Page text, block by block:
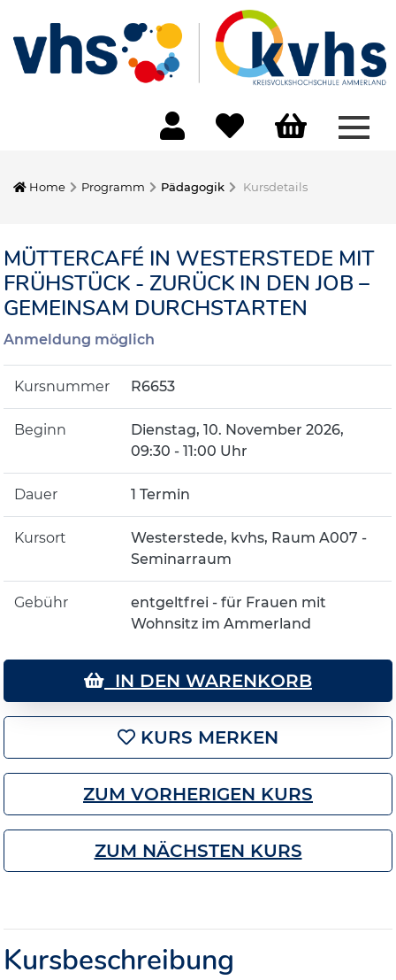
Home Programm Pädagogik Kursdetails
MÜTTERCAFÉ IN WESTERSTEDE MIT
FRÜHSTÜCK - ZURÜCK IN DEN JOB –
GEMEINSAM DURCHSTARTEN
Anmeldung möglich
Kursnummer R6653
Beginn
Dienstag, 10. November 2026,
09:30 - 11:00 Uhr
Dauer 1 Termin
Kursort
Westerstede, kvhs, Raum A007 -
Seminarraum
Gebühr
entgeltfrei - für Frauen mit
Wohnsitz im Ammerland
IN DEN WARENKORB
KURS MERKEN
ZUM VORHERIGEN KURS
ZUM NÄCHSTEN KURS
Kursbeschreibung